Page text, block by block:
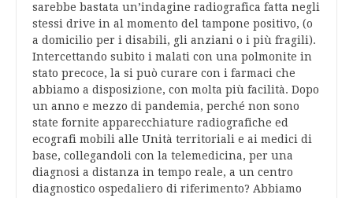
sarebbe bastata un’indagine radiografica fatta negli
stessi drive in al momento del tampone positivo, (o
a domicilio per i disabili, gli anziani o i più fragili).
Intercettando subito i malati con una polmonite in
stato precoce, la si può curare con i farmaci che
abbiamo a disposizione, con molta più facilità. Dopo
un anno e mezzo di pandemia, perché non sono
state fornite apparecchiature radiografiche ed
ecografi mobili alle Unità territoriali e ai medici di
base, collegandoli con la telemedicina, per una
diagnosi a distanza in tempo reale, a un centro
diagnostico ospedaliero di riferimento? Abbiamo